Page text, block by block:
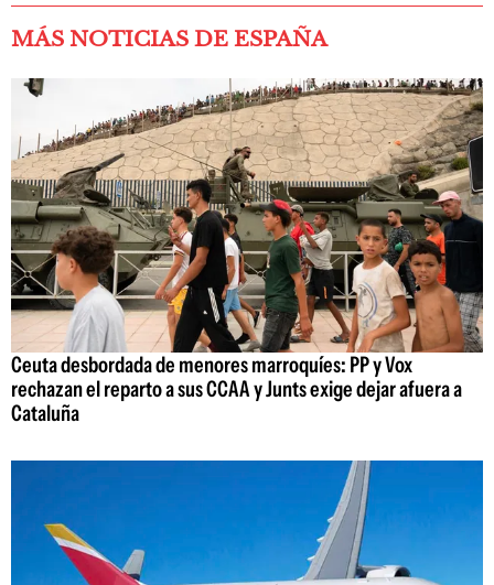
MÁS NOTICIAS DE ESPAÑA
Ceuta desbordada de menores marroquíes: PP y Vox
rechazan el reparto a sus CCAA y Junts exige dejar afuera a
Cataluña